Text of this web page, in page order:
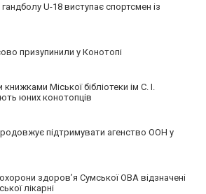
U-18 виступає спортсмен із
призупинили у Конотопі
Міської бібліотеки ім С. І.
юних конотопців
підтримувати агенство ООН у
здоров’я Сумської ОВА відзначені
лікарні